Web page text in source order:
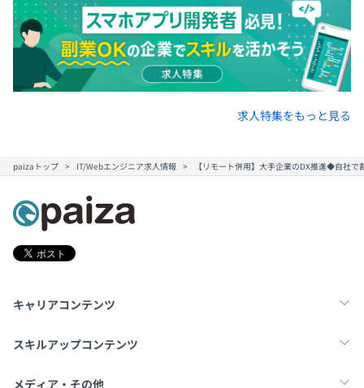
求人特集をもっと見る
paizaトップ IT/Webエンジニア求人情報 【リモート併用】大手企業のDX推進◆自社
キャリアコンテンツ
転職・キャリア
スキルアップコンテンツ
学習
メディア・その他